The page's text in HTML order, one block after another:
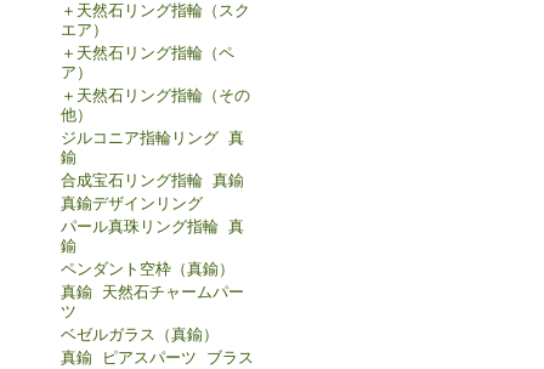
＋天然石リング指輪（スク
エア）
＋天然石リング指輪（ペ
ア）
＋天然石リング指輪（その
他）
ジルコニア指輪リング 真
鍮
合成宝石リング指輪 真鍮
真鍮デザインリング
パール真珠リング指輪 真
鍮
ペンダント空枠（真鍮）
真鍮 天然石チャームパー
ツ
ベゼルガラス（真鍮）
真鍮 ピアスパーツ ブラス